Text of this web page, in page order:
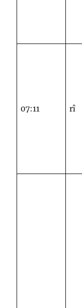
07:11 rî